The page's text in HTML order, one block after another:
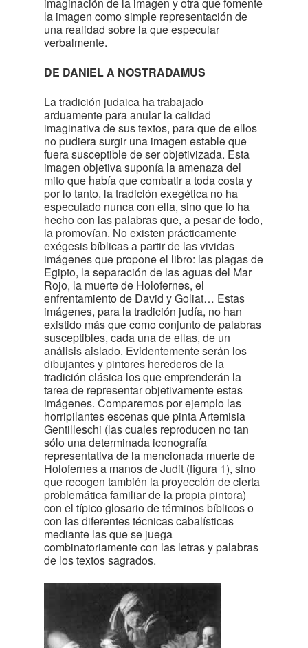
la imagen como simple representación de
una realidad sobre la que especular
verbalmente.
DE DANIEL A NOSTRADAMUS
La tradición judaica ha trabajado
arduamente para anular la calidad
imaginativa de sus textos, para que de ellos
no pudiera surgir una imagen estable que
fuera susceptible de ser objetivizada. Esta
imagen objetiva suponía la amenaza del
mito que había que combatir a toda costa y
por lo tanto, la tradición exegética no ha
especulado nunca con ella, sino que lo ha
hecho con las palabras que, a pesar de todo,
la promovían. No existen prácticamente
exégesis bíblicas a partir de las vividas
imágenes que propone el libro: las plagas de
Egipto, la separación de las aguas del Mar
Rojo, la muerte de Holofernes, el
enfrentamiento de David y Goliat… Estas
imágenes, para la tradición judía, no han
existido más que como conjunto de palabras
susceptibles, cada una de ellas, de un
análisis aislado. Evidentemente serán los
dibujantes y pintores herederos de la
tradición clásica los que emprenderán la
tarea de representar objetivamente estas
imágenes. Comparemos por ejemplo las
horripilantes escenas que pinta Artemisia
Gentilleschi (las cuales reproducen no tan
sólo una determinada iconografía
representativa de la mencionada muerte de
Holofernes a manos de Judit (figura 1), sino
que recogen también la proyección de cierta
problemática familiar de la propia pintora)
con el típico glosario de términos bíblicos o
con las diferentes técnicas cabalísticas
mediante las que se juega
combinatoriamente con las letras y palabras
de los textos sagrados.